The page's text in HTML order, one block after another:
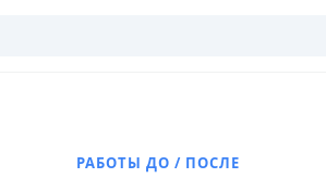
РАБОТЫ ДО / ПОСЛЕ